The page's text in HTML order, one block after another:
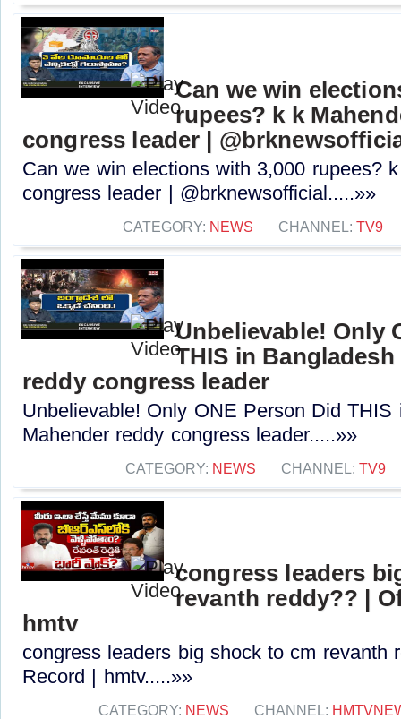
Can we win
rupees? k k
congress leader |
Can we win elections with 3,000 rupees?
congress leader | @brknewsofficial.....»»
CATEGORY: NEWS CHANNEL: TV9
Unbelievable! Only
THIS in
reddy congress leader
Unbelievable! Only ONE Person Did
Mahender reddy congress leader.....»»
CATEGORY: NEWS CHANNEL: TV9
congress leaders
revanth reddy?? |
hmtv
congress leaders big shock to cm revanth
Record | hmtv.....»»
CATEGORY: NEWS CHANNEL: